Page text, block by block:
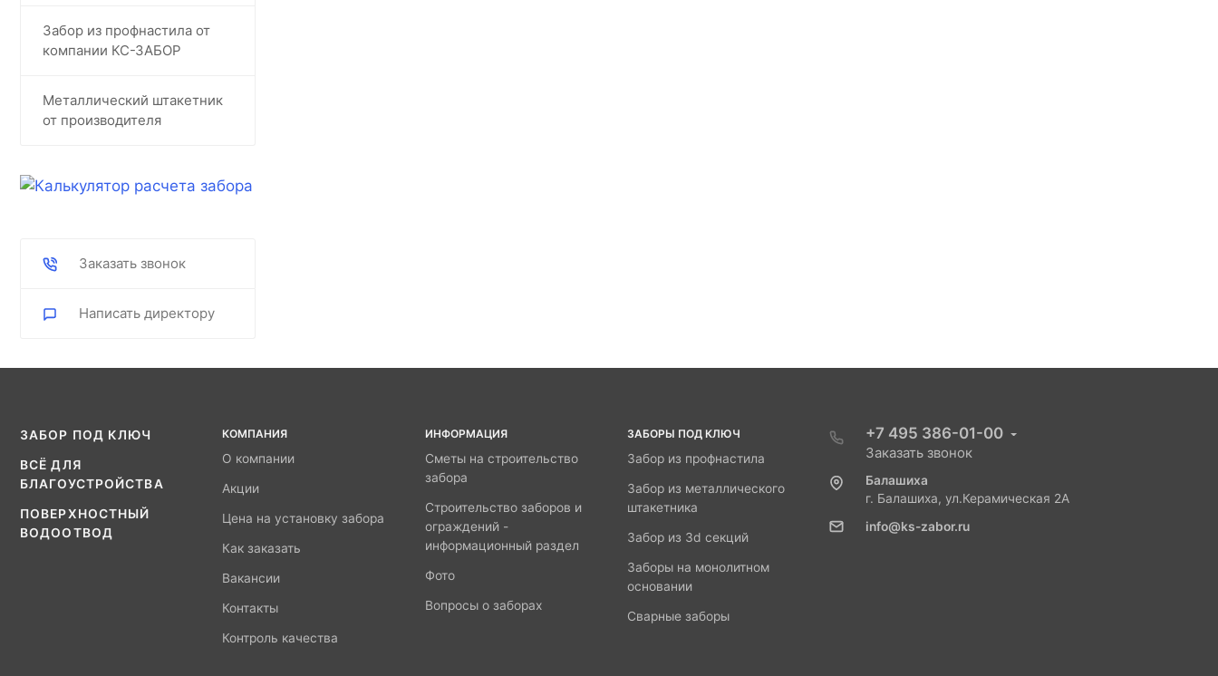
Забор из профнастила от
компании КС-ЗАБОР
Металлический штакетник
от производителя
Заказать звонок
Написать директору
ЗАБОР ПОД КЛЮЧ
ВСЁ ДЛЯ
БЛАГОУСТРОЙСТВА
ПОВЕРХНОСТНЫЙ
ВОДООТВОД
КОМПАНИЯ
О компании
Акции
Цена на установку забора
Как заказать
Вакансии
Контакты
Контроль качества
ИНФОРМАЦИЯ
Сметы на строительство
забора
Строительство заборов и
ограждений -
информационный раздел
Фото
Вопросы о заборах
ЗАБОРЫ ПОД КЛЮЧ
Забор из профнастила
Забор из металлического
штакетника
Забор из 3d секций
Заборы на монолитном
основании
Сварные заборы
+7 495 386-01-00
Заказать звонок
Балашиха
г. Балашиха, ул.Керамическая 2А
info@ks-zabor.ru